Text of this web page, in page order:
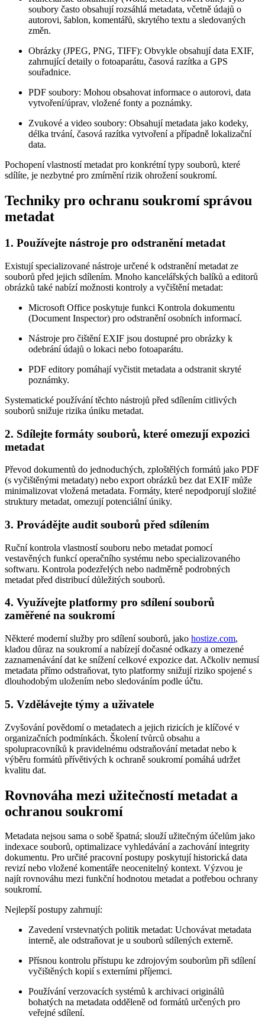
soubory často obsahují rozsáhlá metadata, včetně údajů o
autorovi, šablon, komentářů, skrytého textu a sledovaných
změn.
Obrázky (JPEG, PNG, TIFF): Obvykle obsahují data EXIF,
zahrnující detaily o fotoaparátu, časová razítka a GPS
souřadnice.
PDF soubory: Mohou obsahovat informace o autorovi, data
vytvoření/úprav, vložené fonty a poznámky.
Zvukové a video soubory: Obsahují metadata jako kodeky,
délka trvání, časová razítka vytvoření a případně lokalizační
data.
Pochopení vlastností metadat pro konkrétní typy souborů, které
sdílíte, je nezbytné pro zmírnění rizik ohrožení soukromí.
Techniky pro ochranu soukromí správou
metadat
1. Používejte nástroje pro odstranění metadat
Existují specializované nástroje určené k odstranění metadat ze
souborů před jejich sdílením. Mnoho kancelářských balíků a editorů
obrázků také nabízí možnosti kontroly a vyčištění metadat:
Microsoft Office poskytuje funkci Kontrola dokumentu
(Document Inspector) pro odstranění osobních informací.
Nástroje pro čištění EXIF jsou dostupné pro obrázky k
odebrání údajů o lokaci nebo fotoaparátu.
PDF editory pomáhají vyčistit metadata a odstranit skryté
poznámky.
Systematické používání těchto nástrojů před sdílením citlivých
souborů snižuje rizika úniku metadat.
2. Sdílejte formáty souborů, které omezují expozici
metadat
Převod dokumentů do jednoduchých, zploštělých formátů jako PDF
(s vyčištěnými metadaty) nebo export obrázků bez dat EXIF může
minimalizovat vložená metadata. Formáty, které nepodporují složité
struktury metadat, omezují potenciální úniky.
3. Provádějte audit souborů před sdílením
Ruční kontrola vlastností souboru nebo metadat pomocí
vestavěných funkcí operačního systému nebo specializovaného
softwaru. Kontrola podezřelých nebo nadměrně podrobných
metadat před distribucí důležitých souborů.
4. Využívejte platformy pro sdílení souborů
zaměřené na soukromí
Některé moderní služby pro sdílení souborů, jako hostize.com,
kladou důraz na soukromí a nabízejí dočasné odkazy a omezené
zaznamenávání dat ke snížení celkové expozice dat. Ačkoliv nemusí
metadata přímo odstraňovat, tyto platformy snižují riziko spojené s
dlouhodobým uložením nebo sledováním podle účtu.
5. Vzdělávejte týmy a uživatele
Zvyšování povědomí o metadatech a jejich rizicích je klíčové v
organizačních podmínkách. Školení tvůrců obsahu a
spolupracovníků k pravidelnému odstraňování metadat nebo k
výběru formátů přívětivých k ochraně soukromí pomáhá udržet
kvalitu dat.
Rovnováha mezi užitečností metadat a
ochranou soukromí
Metadata nejsou sama o sobě špatná; slouží užitečným účelům jako
indexace souborů, optimalizace vyhledávání a zachování integrity
dokumentu. Pro určité pracovní postupy poskytují historická data
revizí nebo vložené komentáře neocenitelný kontext. Výzvou je
najít rovnováhu mezi funkční hodnotou metadat a potřebou ochrany
soukromí.
Nejlepší postupy zahrnují:
Zavedení vrstevnatých politik metadat: Uchovávat metadata
interně, ale odstraňovat je u souborů sdílených externě.
Přísnou kontrolu přístupu ke zdrojovým souborům při sdílení
vyčištěných kopií s externími příjemci.
Používání verzovacích systémů k archivaci originálů
bohatých na metadata odděleně od formátů určených pro
veřejné sdílení.